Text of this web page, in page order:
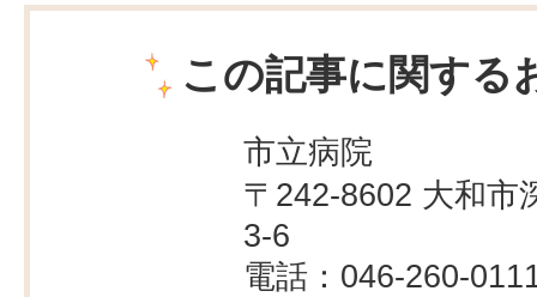
この記事に関する
市立病院
〒242-8602 大和市
3-6
電話：046-260-